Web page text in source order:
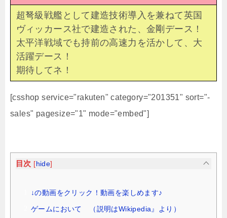
超弩級戦艦として建造技術導入を兼ねて英国
ヴィッカース社で建造された、金剛デース！
太平洋戦域でも持前の高速力を活かして、大
活躍デース！
期待してネ！
[csshop service="rakuten" category="201351" sort="-
sales" pagesize="1" mode="embed"]
目次 [ hide]
↓の動画をクリック！動画を楽しめます♪
ゲームにおいて （説明はWikipedia』より）